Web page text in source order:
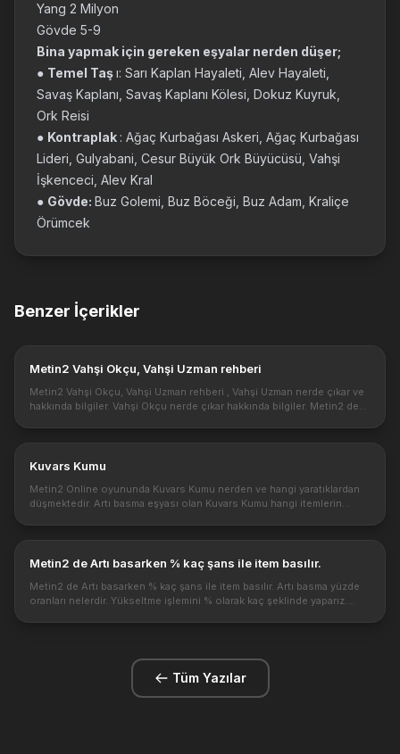
Yang 2 Milyon
Gövde 5-9
Bina yapmak için gereken eşyalar nerden düşer;
● Temel Taşı: Sarı Kaplan Hayaleti, Alev Hayaleti,
Savaş Kaplanı, Savaş Kaplanı Kölesi, Dokuz Kuyruk,
Ork Reisi
● Kontraplak : Ağaç Kurbağası Askeri, Ağaç Kurbağası
Lideri, Gulyabani, Cesur Büyük Ork Büyücüsü, Vahşi
İşkenceci, Alev Kral
● Gövde: Buz Golemi, Buz Böceği, Buz Adam, Kraliçe
Örümcek
Benzer İçerikler
Metin2 Vahşi Okçu, Vahşi Uzman rehberi
Metin2 Vahşi Okçu, Vahşi Uzman rehberi , Vahşi Uzman nerde çıkar ve
hakkında bilgiler. Vahşi Okçu nerde çıkar hakkında bilgiler. Metin2 de
Kuvars Kumu
Metin2 Online oyununda Kuvars Kumu nerden ve hangi yaratıklardan
düşmektedir. Artı basma eşyası olan Kuvars Kumu hangi itemlerin
Metin2 de Artı basarken % kaç şans ile item basılır.
Metin2 de Artı basarken % kaç şans ile item basılır. Artı basma yüzde
oranları nelerdir. Yükseltme işlemini % olarak kaç şeklinde yaparız.
Tüm Yazılar